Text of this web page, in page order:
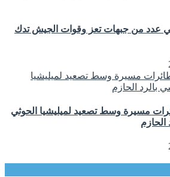
عدد من جبهات تعز وقوات الجيش تدك
مسيرة وسط تصعيد لميليشيا الحوثي
الحازم